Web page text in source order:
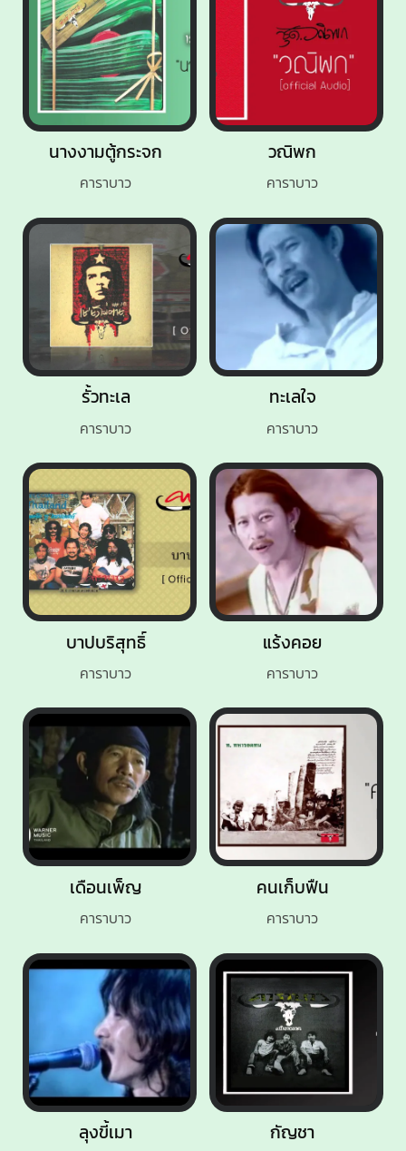
ลุงขี้เมา
คนเก็บฟืน
คาราบาว
นางงามตู้กระจก
คาราบาว
แร้งคอย
คาราบาว
วณิพก
คาราบาว
กัญชา
ทะเลใจ
คาราบาว
เดือนเพ็ญ
คาราบาว
รั้วทะเล
คาราบาว
บาปบริสุทธิ์
คาราบาว